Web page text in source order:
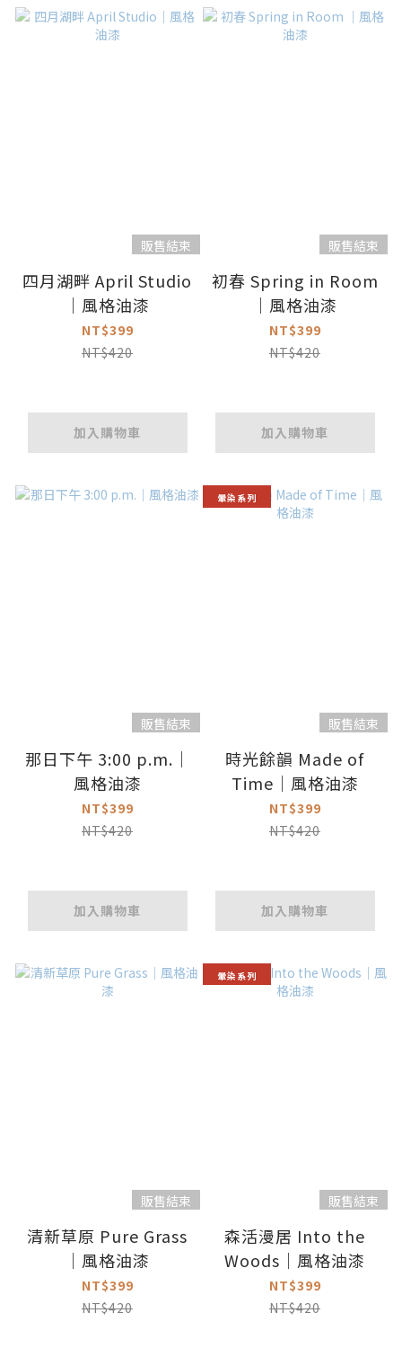
販售結束
四月湖畔 April Studio
｜風格油漆
NT$399
NT$420
加入購物車
販售結束
初春 Spring in Room
｜風格油漆
NT$399
NT$420
加入購物車
販售結束
那日下午 3:00 p.m.｜
風格油漆
NT$399
NT$420
加入購物車
暈染系列
販售結束
時光餘韻 Made of
Time｜風格油漆
NT$399
NT$420
加入購物車
販售結束
清新草原 Pure Grass
｜風格油漆
NT$399
NT$420
暈染系列
販售結束
森活漫居 Into the
Woods｜風格油漆
NT$399
NT$420